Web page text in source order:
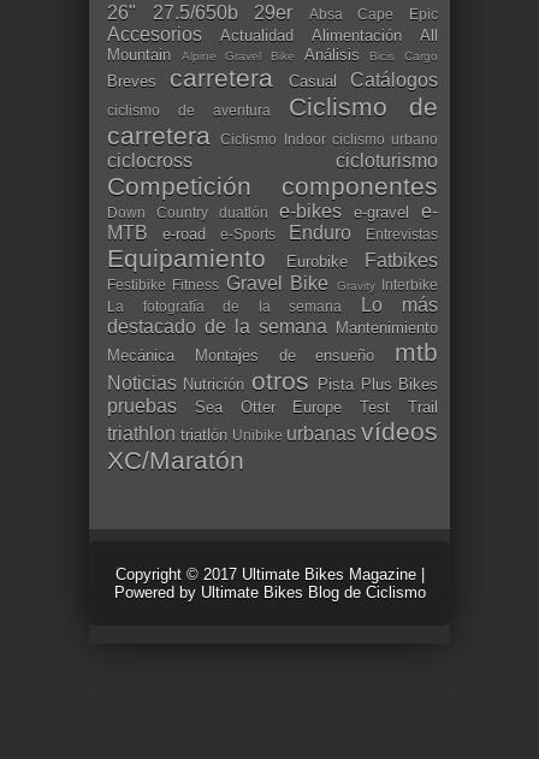
26" 27.5/650b 29er Absa Cape Epic
Accesorios Actualidad Alimentación
All
Mountain
Alpine Gravel Bike Análisis Bicis Cargo
Breves carretera Casual Catálogos
ciclismo de aventura
Ciclismo de
carretera
Ciclismo Indoor ciclismo urbano
ciclocross cicloturismo
Competición componentes
Down Country duatlón e-bikes e-gravel
e-
MTB
e-road e-Sports Enduro Entrevistas
Equipamiento Eurobike Fatbikes
Festibike Fitness Gravel Bike Gravity Interbike
La fotografía de la semana
Lo más
destacado de la semana
Mantenimiento
Mecánica
Montajes de ensueño mtb
Noticias Nutrición otros Pista Plus Bikes
pruebas Sea Otter Europe Test Trail
triathlon triatlón Unibike urbanas vídeos
XC/Maratón
Copyright © 2017 Ultimate Bikes Magazine|
Powered by Ultimate Bikes Blog de Ciclismo